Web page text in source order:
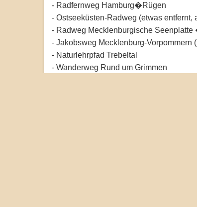
- Radfernweg Hamburg�Rügen
- Ostseeküsten-Radweg (etwas entfernt,
- Radweg Mecklenburgische
- Jakobsweg Mecklenburg-Vorpommern
- Naturlehrpfad Trebeltal
- Wanderweg Rund um Grimmen